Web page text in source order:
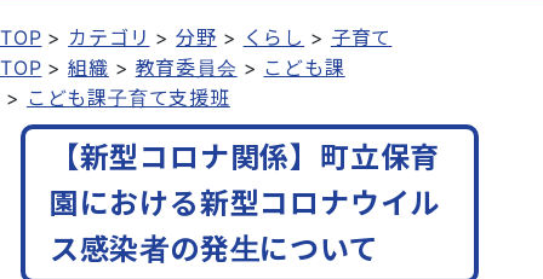
くらし 健康・福祉 教育・文化
行政 まちづくり
TOP カテゴリ 分野 くらし
子育て
TOP
組織 教育委員会
こども課
こども課子育て支援班
【新型コロナ関係】町立保育
園における新型コロナウイル
ス感染者の発生について